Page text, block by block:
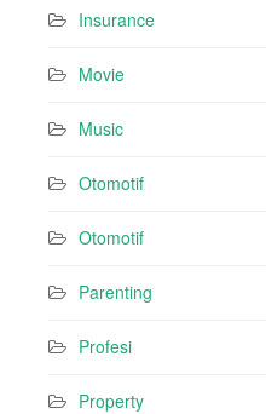
Insurance
Movie
Music
Otomotif
Otomotif
Parenting
Profesi
Property